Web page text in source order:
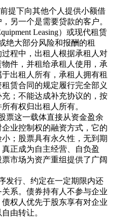
提下向其他个人提供小额借
另一个是需要贷款的客户。
Leasing）或现代租赁
绝大部分风险和报酬的租
程中，出租人根据承租人对
件，并租给承租人使用，承
出租人所有，承租人拥有租
赁合同的规定履行完全部义
；不能达成补充协议的，按
有权归出租人所有。
票这一载体直接从资金盈余
业控制权的融资方式，它的
；股票具有永久性，无到期
正成为自主经营、自负盈
市场为资产重组提供了广阔
发行、约定在一定期限内还
系。债券持有人不参与企业
权人优先于股东享有对企业
由转让。